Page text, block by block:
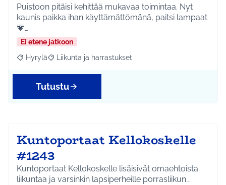
Puistoon pitäisi kehittää mukavaa toimintaa. Nyt
kaunis paikka ihan käyttämättömänä, paitsi lampaat
💗…
Ei etene jatkoon
Rajaa tulokset aihepiirin mukaan: Hyrylä
Hyrylä Rajaa tulokset teeman mukaan: Liikunta ja
Liikunta ja harrastukset
Tutustu
Kuntoportaat Kellokoskelle
#1243
Kuntoportaat Kellokoskelle lisäisivät omaehtoista
liikuntaa ja varsinkin lapsiperheille porrasliikun…